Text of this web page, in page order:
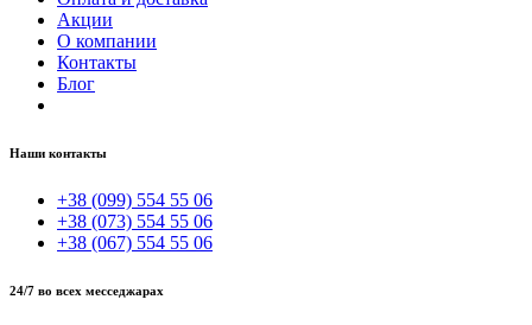
Акции
О компании
Контакты
Блог
Наши контакты
+38 (099) 554 55 06
+38 (073) 554 55 06
+38 (067) 554 55 06
24/7 во всех месседжарах